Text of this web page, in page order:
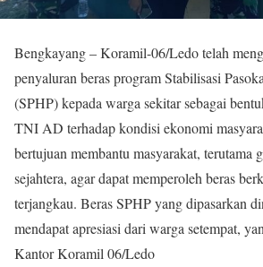
Bengkayang – Koramil-06/Ledo telah
penyaluran beras program Stabilisasi
(SPHP) kepada warga sekitar sebagai
TNI AD terhadap kondisi ekonomi
bertujuan membantu masyarakat, terutama
sejahtera, agar dapat memperoleh beras
terjangkau. Beras SPHP yang dipasarkan
mendapat apresiasi dari warga setempat,
Kantor Koramil 06/Ledo